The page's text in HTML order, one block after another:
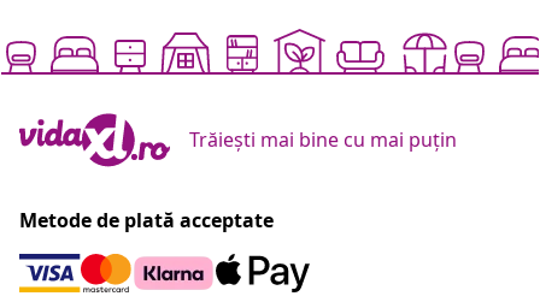
Trăiești mai bine cu mai puțin
Metode de plată acceptate